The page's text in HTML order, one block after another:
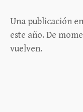
Una publicación
este año. De
vuelven.